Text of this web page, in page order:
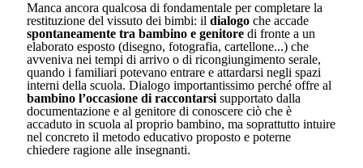
Manca ancora qualcosa di fondamentale per completare la
restituzione del vissuto dei bimbi: il dialogo che accade
spontaneamente tra bambino e genitore di fronte a un
elaborato esposto (disegno, fotografia, cartellone...) che
avveniva nei tempi di arrivo o di ricongiungimento serale,
quando i familiari potevano entrare e attardarsi negli spazi
interni della scuola. Dialogo importantissimo perché offre al
bambino l’occasione di raccontarsisupportato dalla
documentazione e al genitore di conoscere ciò che è
accaduto in scuola al proprio bambino, ma soprattutto intuire
nel concreto il metodo educativo proposto e poterne
chiedere ragione alle insegnanti.